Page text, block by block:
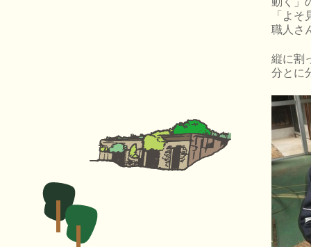
「よ
職人さ
縦に割
分とに